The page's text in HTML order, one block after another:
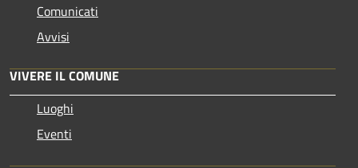
Comunicati
Avvisi
VIVERE IL COMUNE
Luoghi
Eventi